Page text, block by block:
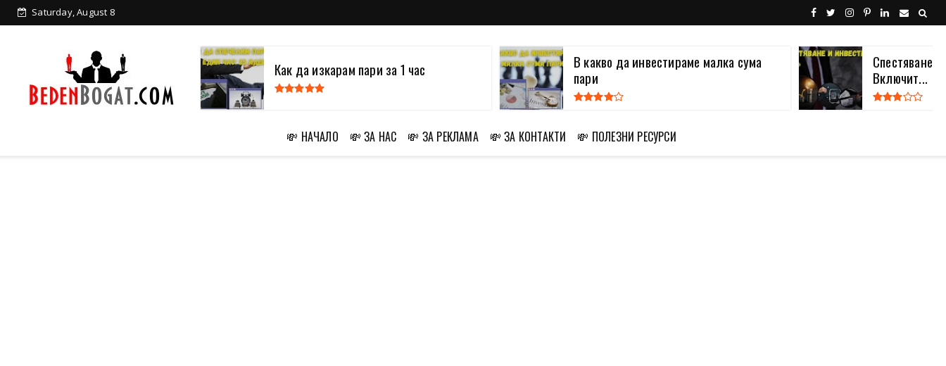
Saturday, August 8
Как да изкарам пари за 1 час
В какво да инвестираме малка сума
пари
Спестяване
Включит...
💸 НАЧАЛО 💸 ЗА НАС 💸 ЗА РЕКЛАМА 💸 ЗА КОНТАКТИ 💸 ПОЛЕЗНИ РЕСУРСИ